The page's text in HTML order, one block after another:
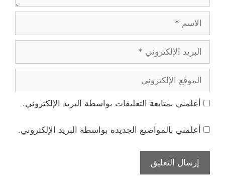
الإلكتروني
الإلكتروني
أعلمني بمتابعة التعليقات بواسطة البريد الإلكتروني.
أعلمني بالمواضيع الجديدة بواسطة البريد الإلكتروني.